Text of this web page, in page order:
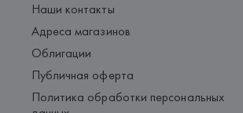
Наши контакты
Адреса магазинов
Облигации
Публичная оферта
Политика обработки персональных